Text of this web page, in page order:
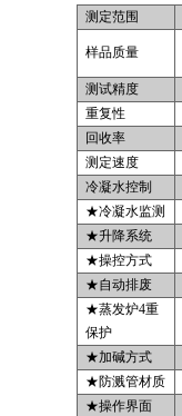
测定范围
样品质量
测试精度
重复性
回收率
测定速度
冷凝水控制
★冷凝水监测
★升降系统
★操控方式
★自动排废
★蒸发炉4重
保护
★加碱方式
★防溅管材质
★操作界面